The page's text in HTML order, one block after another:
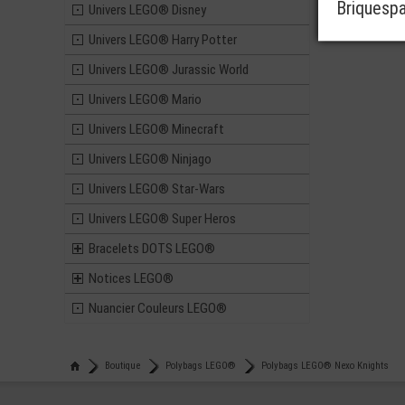
Univers LEGO® Disney
Univers LEGO® Harry Potter
Univers LEGO® Jurassic World
Univers LEGO® Mario
Univers LEGO® Minecraft
Univers LEGO® Ninjago
Univers LEGO® Star-Wars
Univers LEGO® Super Heros
Bracelets DOTS LEGO®
Notices LEGO®
Nuancier Couleurs LEGO®
Boutique Polybags LEGO® Polybags LEGO® Nexo Knights